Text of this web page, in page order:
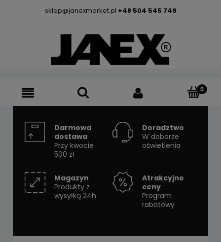
sklep@janexmarket.pl +48 504 545 749
Darmowa
dostawa
Przy kwocie
500 zł
Doradztwo
W doborze
oświetlenia
Magazyn
Produkty z
wysyłką 24h
Atrakcyjne
ceny
Program
rabatowy